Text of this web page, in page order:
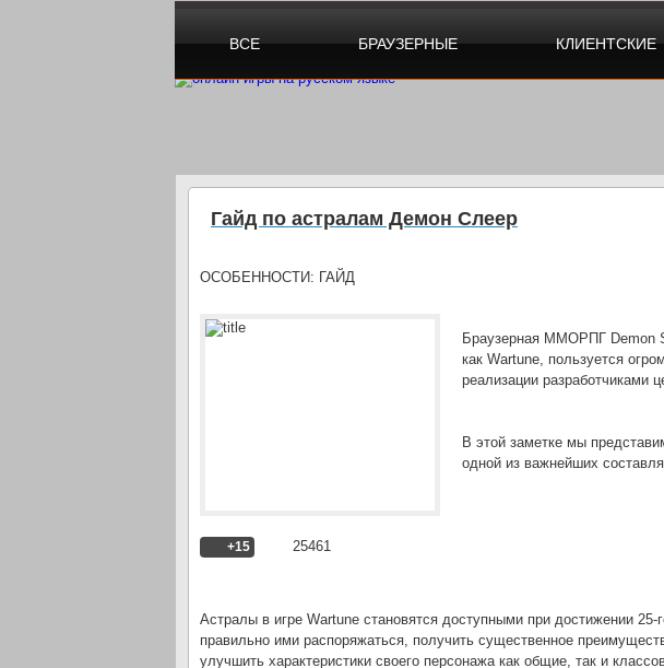
ВСЕ БРАУЗЕРНЫЕ КЛИЕНТСКИЕ
Гайд по астралам Демон Слеер
ОСОБЕННОСТИ: ГАЙД
Браузерная ММОРПГ Demon
как Wartune, пользуется
реализации разработчиками
В этой заметке мы
одной из важнейших
25461
+15
Астралы в игре Wartune становятся доступными при достижении
правильно ими распоряжаться, получить существенное
улучшить характеристики своего персонажа как общие, так и